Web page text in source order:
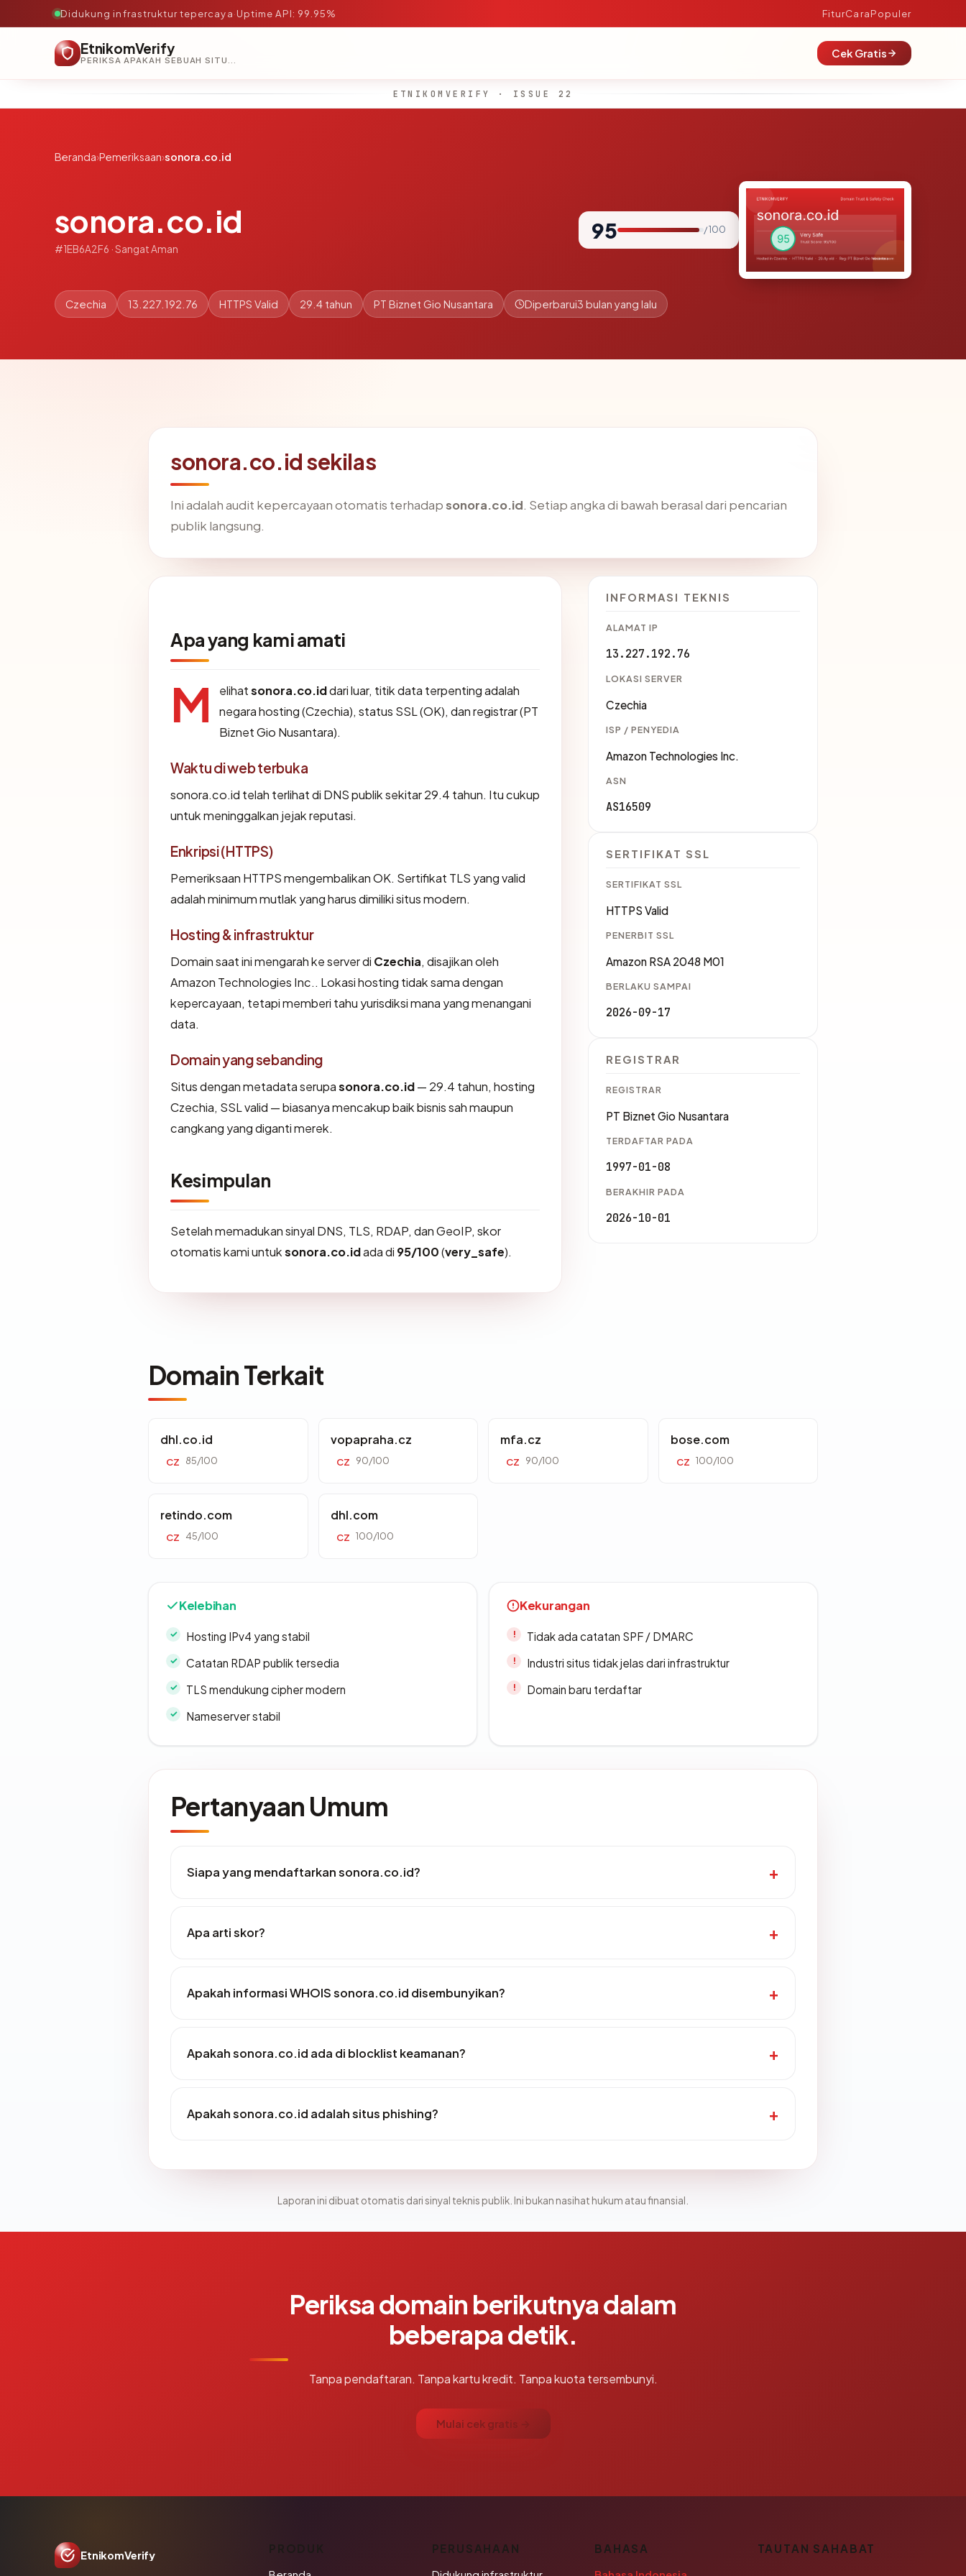
Didukung infrastruktur tepercaya·Uptime API: 99.95% FiturCaraPopuler
EtnikomVerify
PERIKSA APAKAH SEBUAH SITUS AMAN, TEPERCAYA, DAN TERVERIFIKASI DALAM HITUNGAN DETIK.
Cek Gratis
ETNIKOMVERIFY · ISSUE 22
Beranda›Pemeriksaan›sonora.co.id
sonora.co.id
#1EB6A2F6 · Sangat Aman
95 / 100
Czechia 13.227.192.76 HTTPS Valid 29.4 tahun PT Biznet Gio Nusantara Diperbarui3 bulan yang lalu
sonora.co.id sekilas
Ini adalah audit kepercayaan otomatis terhadapsonora.co.id. Setiap angka di bawah berasal dari pencarian
publik langsung.
Apa yang kami amati
M elihatsonora.co.iddari luar, titik data terpenting adalah
negara hosting (Czechia), status SSL (OK), dan registrar (PT
Biznet Gio Nusantara).
Waktu di web terbuka
sonora.co.id telah terlihat di DNS publik sekitar 29.4 tahun. Itu cukup
untuk meninggalkan jejak reputasi.
Enkripsi (HTTPS)
Pemeriksaan HTTPS mengembalikan OK. Sertifikat TLS yang valid
adalah minimum mutlak yang harus dimiliki situs modern.
Hosting & infrastruktur
Domain saat ini mengarah ke server di Czechia, disajikan oleh
Amazon Technologies Inc.. Lokasi hosting tidak sama dengan
kepercayaan, tetapi memberi tahu yurisdiksi mana yang menangani
data.
Domain yang sebanding
Situs dengan metadata serupasonora.co.id— 29.4 tahun, hosting
Czechia, SSL valid — biasanya mencakup baik bisnis sah maupun
cangkang yang diganti merek.
Kesimpulan
Setelah memadukan sinyal DNS, TLS, RDAP, dan GeoIP, skor
otomatis kami untuksonora.co.idada di 95/100(very_safe).
INFORMASI TEKNIS
ALAMAT IP
13.227.192.76
LOKASI SERVER
Czechia
ISP / PENYEDIA
Amazon Technologies Inc.
ASN
AS16509
SERTIFIKAT SSL
SERTIFIKAT SSL
HTTPS Valid
PENERBIT SSL
Amazon RSA 2048 M01
BERLAKU SAMPAI
2026-09-17
REGISTRAR
REGISTRAR
PT Biznet Gio Nusantara
TERDAFTAR PADA
1997-01-08
BERAKHIR PADA
2026-10-01
Domain Terkait
dhl.co.id
CZ 85/100
vopapraha.cz
CZ 90/100
mfa.cz
CZ 90/100
bose.com
CZ 100/100
retindo.com
CZ 45/100
dhl.com
CZ 100/100
Kelebihan
Hosting IPv4 yang stabil
Catatan RDAP publik tersedia
TLS mendukung cipher modern
Nameserver stabil
Kekurangan
Tidak ada catatan SPF / DMARC
Industri situs tidak jelas dari infrastruktur
Domain baru terdaftar
Pertanyaan Umum
Siapa yang mendaftarkan sonora.co.id?
Apa arti skor?
Apakah informasi WHOIS sonora.co.id disembunyikan?
Apakah sonora.co.id ada di blocklist keamanan?
Apakah sonora.co.id adalah situs phishing?
Laporan ini dibuat otomatis dari sinyal teknis publik. Ini bukan nasihat hukum atau finansial.
Periksa domain berikutnya dalam
beberapa detik.
Tanpa pendaftaran. Tanpa kartu kredit. Tanpa kuota tersembunyi.
Mulai cek gratis →
EtnikomVerify PRODUK PERUSAHAAN BAHASA TAUTAN SAHABAT